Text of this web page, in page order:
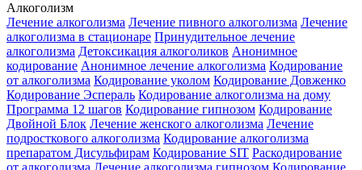
Алкоголизм
Лечение алкоголизма Лечение пивного алкоголизма Лечение
алкоголизма в стационаре Принудительное лечение
алкоголизма Детоксикация алкоголиков Анонимное
кодирование Анонимное лечение алкоголизма Кодирование
от алкоголизма Кодирование уколом Кодирование Довженко
Кодирование Эспераль Кодирование алкоголизма на дому
Программа 12 шагов Кодирование гипнозом Кодирование
Двойной Блок Лечение женского алкоголизма Лечение
подросткового алкоголизма Кодирование алкоголизма
препаратом Дисульфирам Кодирование SIT Раскодирование
от алкоголизма Лечение алкоголизма гипнозом Кодирование